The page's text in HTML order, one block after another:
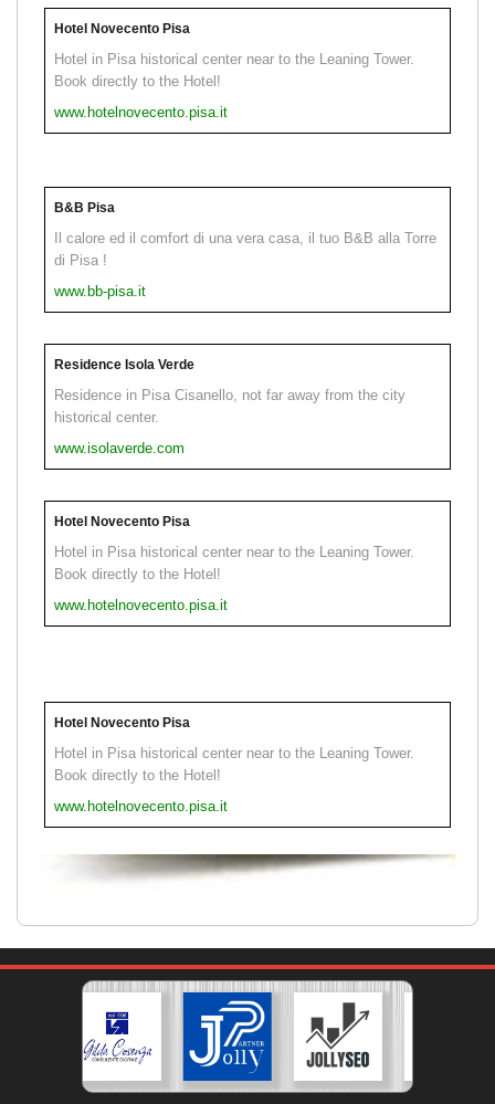
Hotel Novecento Pisa
Hotel in Pisa historical center near to the Leaning Tower.
Book directly to the Hotel!
www.hotelnovecento.pisa.it
B&B Pisa
Il calore ed il comfort di una vera casa, il tuo B&B alla Torre
di Pisa !
www.bb-pisa.it
Residence Isola Verde
Residence in Pisa Cisanello, not far away from the city
historical center.
www.isolaverde.com
Hotel Novecento Pisa
Hotel in Pisa historical center near to the Leaning Tower.
Book directly to the Hotel!
www.hotelnovecento.pisa.it
Hotel Novecento Pisa
Hotel in Pisa historical center near to the Leaning Tower.
Book directly to the Hotel!
www.hotelnovecento.pisa.it